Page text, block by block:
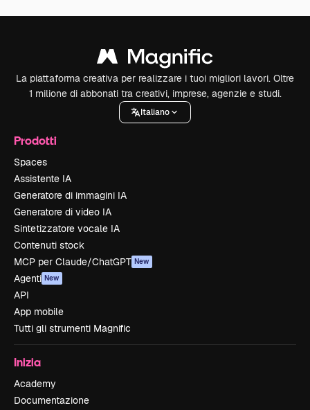
La piattaforma creativa per realizzare i tuoi migliori lavori. Oltre
1 milione di abbonati tra creativi, imprese, agenzie e studi.
Italiano
Prodotti
Spaces
Assistente IA
Generatore di immagini IA
Generatore di video IA
Sintetizzatore vocale IA
Contenuti stock
MCP per Claude/ChatGPT New
Agenti New
API
App mobile
Tutti gli strumenti Magnific
Inizia
Academy
Documentazione